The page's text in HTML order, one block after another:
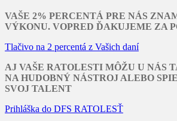
VAŠE 2% PERCENTÁ PRE NÁS
VÝKONU. VOPRED ĎAKUJEME ZA
Tlačivo na 2 percentá z Vašich daní
AJ VAŠE RATOLESTI MÔŽU U NÁS
NA HUDOBNÝ NÁSTROJ ALEBO
SVOJ TALENT
Prihláška do DFS RATOLESŤ